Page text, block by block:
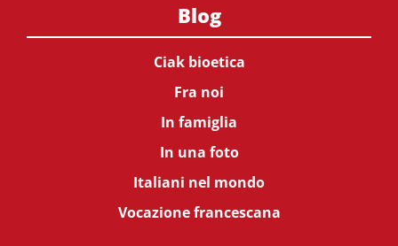
Blog
Ciak bioetica
Fra noi
In famiglia
In una foto
Italiani nel mondo
Vocazione francescana